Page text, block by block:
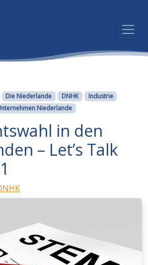
Die Niederlande DNHK
Industrie
Niederlande
in den
– Let’s Talk